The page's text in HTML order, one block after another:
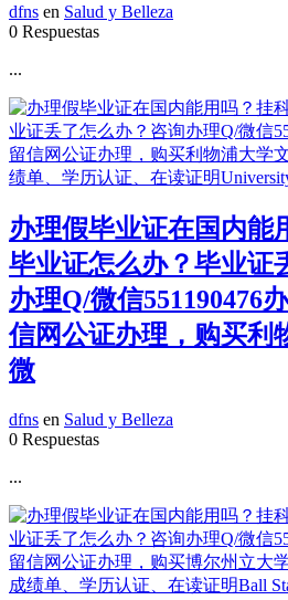
dfns en Salud y Belleza
0 Respuestas
...
办理假毕业证在国内能
毕业证怎么办？毕业证
办理Q/微信551190476
信网公证办理，购买利
微
dfns en Salud y Belleza
0 Respuestas
...